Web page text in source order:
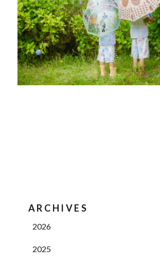
ARCHIVES
2026
2025